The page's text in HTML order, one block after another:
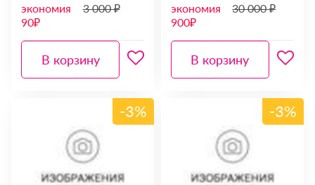
экономия
90₽
3 000 ₽
В корзину
экономия
900₽
30 000 ₽
В корзину
-3% -3%